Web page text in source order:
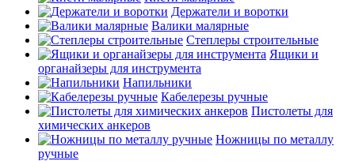
Держатели и воротки
Валики малярные
Степлеры строительные
Ящики и
органайзеры для инструмента
Напильники
Кабелерезы ручные
Пистолеты для
химических анкеров
Ножницы по металлу
ручные